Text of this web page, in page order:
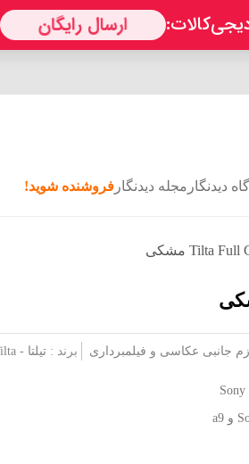
دیدنگار مجله دیدنگار فروشنده شوید!
جانبی عکاسی و فیلمبرداری برند :تیلتا - Tilta